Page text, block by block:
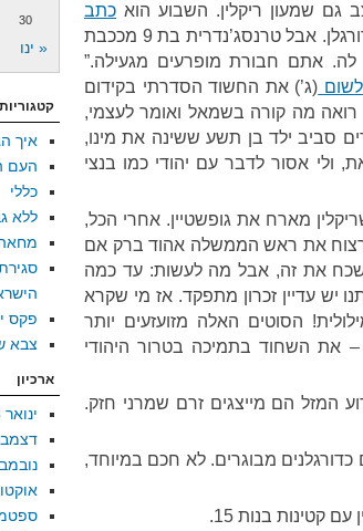
גם שמעון ריקלין. השבוע הוא כתב
ש”לבחורה בת 15 וחצי אסור לשכב עם כדורגלן. אבל טרנסג’נדרית בת 9 מככבת
אתם חבורת מופרעים מגעילה.”
(ג’) את החשוד הסדרתי בקידום
רואה מה קורה בשמאל ואומר לעצמי,
סביב ילד בן תשע ששינה את מינו,
ולי אסור לדבר עם יהודי כמו בנצי
מארח את גופשטיין. אחרי הכל,
את ראש הממשלה אהוד ברק אם
את זה, אבל מה לעשות: עד כמה
יש עדיין זכרון מתפקד. אז מי שקרא
הסוטים האלה מזועזעים יותר
את השחוד בתמיכה בטרור היהודי
המזל הם מייצגים זרם שמרני חזק.
כדורגלנים מבוגרים. לא חכם במיוחד,
קטינות בנות 15.
30
« ינו
קטגוריות
איך
העם
כללי
ללא
פקס
צבא
ארכיון
ינואר 2023
דצמבר
נובמבר
אוקטובר
ספטמבר